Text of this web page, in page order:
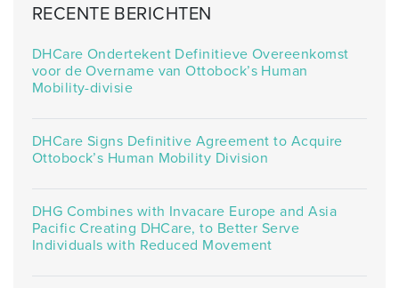
RECENTE BERICHTEN
DHCare Ondertekent Definitieve Overeenkomst
voor de Overname van Ottobock’s Human
Mobility-divisie
DHCare Signs Definitive Agreement to Acquire
Ottobock’s Human Mobility Division
DHG Combines with Invacare Europe and Asia
Pacific Creating DHCare, to Better Serve
Individuals with Reduced Movement